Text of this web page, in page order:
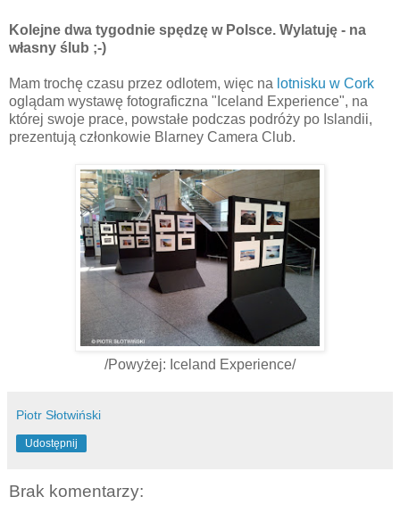
Kolejne dwa tygodnie spędzę w Polsce. Wylatuję - na
własny ślub ;-)
Mam trochę czasu przez odlotem, więc na lotnisku w Cork
oglądam wystawę fotograficzna "Iceland Experience", na
której swoje prace, powstałe podczas podróży po Islandii,
prezentują członkowie Blarney Camera Club.
/Powyżej: Iceland Experience/
Piotr Słotwiński
Udostępnij
Brak komentarzy: